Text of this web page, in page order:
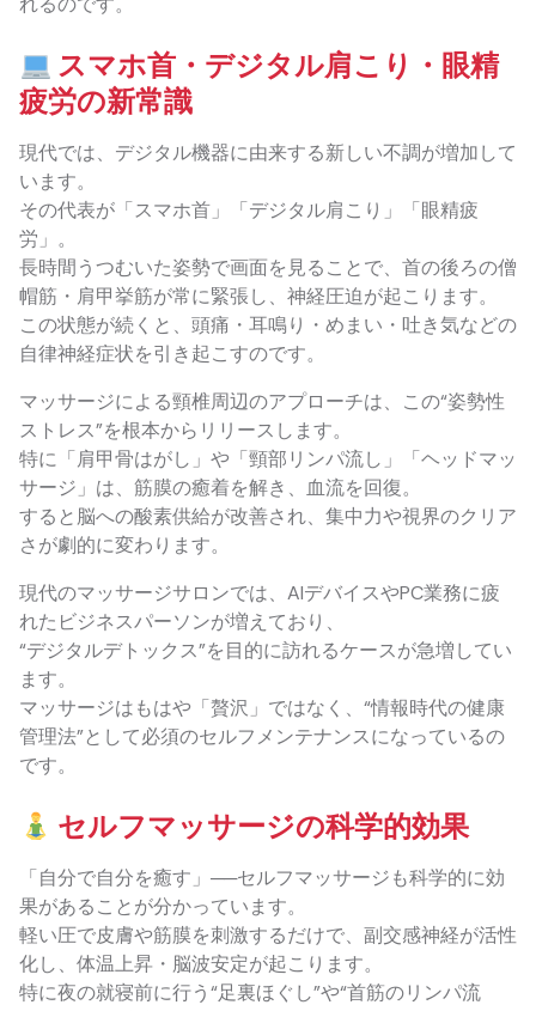
スマホ首・デジタル肩こり・眼精
疲労の新常識
現代では、デジタル機器に由来する新しい不調が増加して
います。
その代表が「スマホ首」「デジタル肩こり」「眼精疲
労」。
長時間うつむいた姿勢で画面を見ることで、首の後ろの僧
帽筋・肩甲挙筋が常に緊張し、神経圧迫が起こります。
この状態が続くと、頭痛・耳鳴り・めまい・吐き気などの
自律神経症状を引き起こすのです。
マッサージによる頸椎周辺のアプローチは、この“姿勢性
ストレス”を根本からリリースします。
特に「肩甲骨はがし」や「頸部リンパ流し」「ヘッドマッ
サージ」は、筋膜の癒着を解き、血流を回復。
すると脳への酸素供給が改善され、集中力や視界のクリア
さが劇的に変わります。
現代のマッサージサロンでは、AIデバイスやPC業務に疲
れたビジネスパーソンが増えており、
“デジタルデトックス”を目的に訪れるケースが急増してい
ます。
マッサージはもはや「贅沢」ではなく、“情報時代の健康
管理法”として必須のセルフメンテナンスになっているの
です。
セルフマッサージの科学的効果
「自分で自分を癒す」──セルフマッサージも科学的に効
果があることが分かっています。
軽い圧で皮膚や筋膜を刺激するだけで、副交感神経が活性
化し、体温上昇・脳波安定が起こります。
特に夜の就寝前に行う“足裏ほぐし”や“首筋のリンパ流